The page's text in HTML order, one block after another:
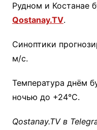
Рудном и Костанае
Qostanay.TV.
Синоптики
м/с.
Температура днём
ночью до +24°C.
Qostanay.TV в